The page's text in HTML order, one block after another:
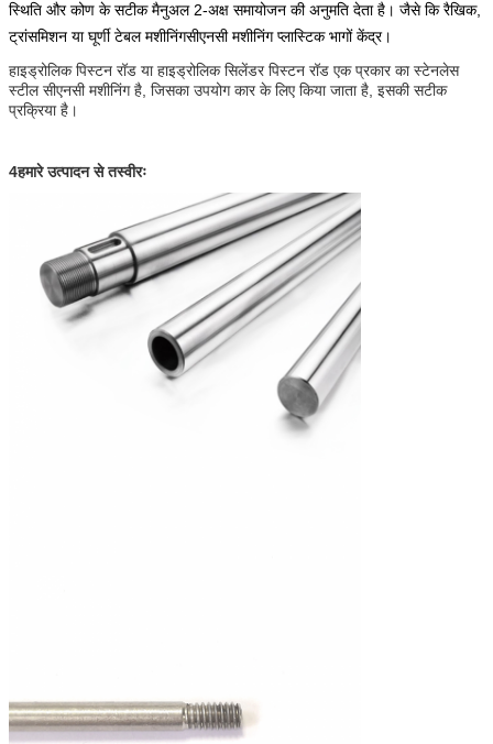
स्थिति और कोण के सटीक मैनुअल 2-अक्ष समायोजन की अनुमति देता है। जैसे कि रैखिक,
ट्रांसमिशन या घूर्णी टेबल मशीनिंगसीएनसी मशीनिंग प्लास्टिक भागों केंद्र।
हाइड्रोलिक पिस्टन रॉड या हाइड्रोलिक सिलेंडर पिस्टन रॉड एक प्रकार का स्टेनलेस
स्टील सीएनसी मशीनिंग है, जिसका उपयोग कार के लिए किया जाता है, इसकी सटीक
प्रक्रिया है।
4हमारे उत्पादन से तस्वीरः